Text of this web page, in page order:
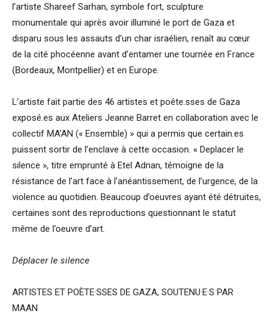
l’artiste Shareef Sarhan, symbole fort, sculpture
monumentale qui après avoir illuminé le port de Gaza et
disparu sous les assauts d’un char israélien, renaît au cœur
de la cité phocéenne avant d’entamer une tournée en France
(Bordeaux, Montpellier) et en Europe.
L’artiste fait partie des 46 artistes et poête.sses de Gaza
exposé.es aux Ateliers Jeanne Barret en collaboration avec le
collectif MA’AN (« Ensemble) » qui a permis que certain.es
puissent sortir de l’enclave à cette occasion. « Deplacer le
silence », titre emprunté à Etel Adnan, témoigne de la
résistance de l’art face à l’anéantissement, de l’urgence, de la
violence au quotidien. Beaucoup d’oeuvres ayant été détruites,
certaines sont des reproductions questionnant le statut
même de l’oeuvre d’art.
Déplacer le silence
ARTISTES ET POÈTE·SSES DE GAZA, SOUTENU·E·S PAR
MAAN